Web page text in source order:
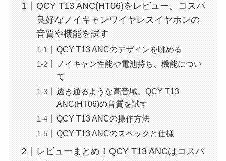
QCY T13 ANC(HT06)をレビュー。コスパ
良好なノイキャンワイヤレスイヤホンの
音質や機能を試す
QCY T13 ANCのデザインを眺める
ノイキャン性能や電池持ち、機能につい
て
透き通るような高音域。QCY T13
ANC(HT06)の音質を試す
QCY T13 ANCの操作方法
QCY T13 ANCのスペックと仕様
レビューまとめ！QCY T13 ANCはコスパ